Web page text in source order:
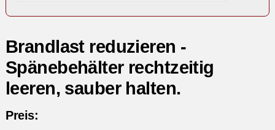
Brandlast reduzieren -
Spänebehälter rechtzeitig
leeren, sauber halten.
Preis: